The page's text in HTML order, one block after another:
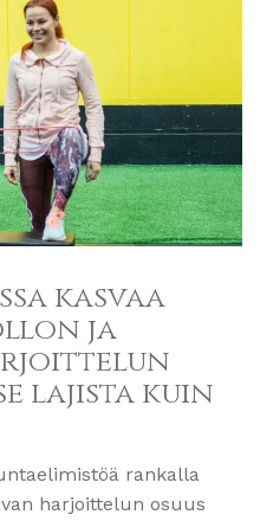
kasvaa
ja
lajista kuin
rankalla
harjoittelun osuus